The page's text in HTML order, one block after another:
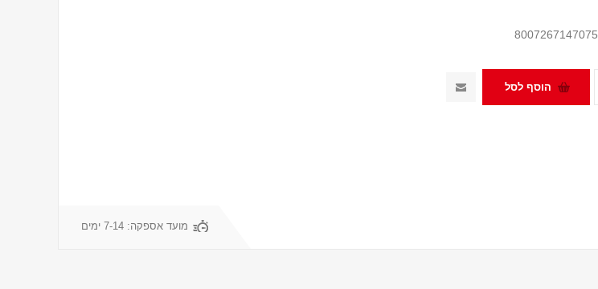
8007267147075
מועד אספקה: 7-14 ימים